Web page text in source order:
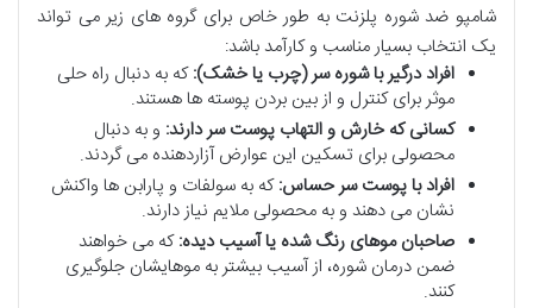
شامپو ضد شوره پلزنت به طور خاص برای گروه های زیر می تواند
یک انتخاب بسیار مناسب و کارآمد باشد:
افراد درگیر با شوره سر (چرب یا خشک):که به دنبال راه حلی
موثر برای کنترل و از بین بردن پوسته ها هستند.
کسانی که خارش و التهاب پوست سر دارند: و به دنبال
محصولی برای تسکین این عوارض آزاردهنده می گردند.
افراد با پوست سر حساس:که به سولفات و پارابن ها واکنش
نشان می دهند و به محصولی ملایم نیاز دارند.
صاحبان موهای رنگ شده یا آسیب دیده:که می خواهند
ضمن درمان شوره، از آسیب بیشتر به موهایشان جلوگیری
کنند.